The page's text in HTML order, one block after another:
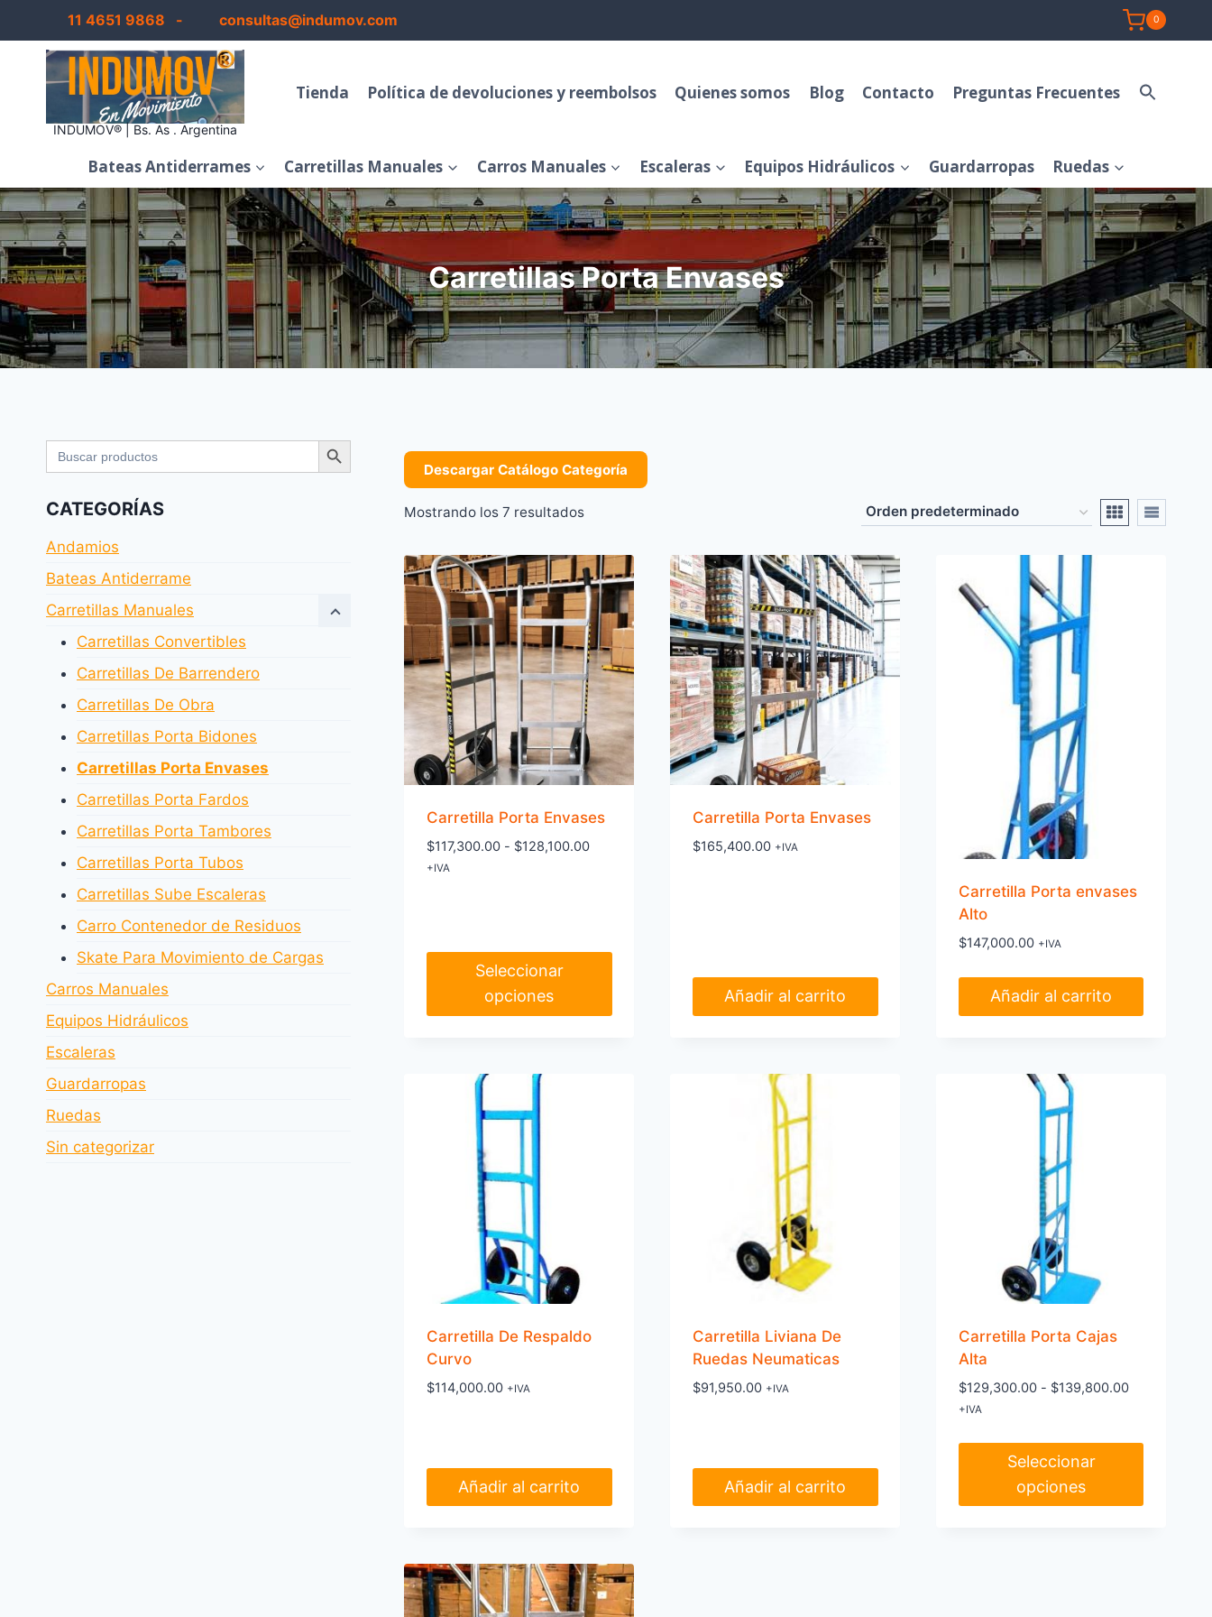
contenido
11 4651 9868 - consultas@indumov.com 0
INDUMOV® | Bs. As . Argentina
Tienda Política de devoluciones y reembolsos Quienes somos Blog Contacto Preguntas Frecuentes
Bateas Antiderrames Carretillas Manuales Carros Manuales Escaleras Equipos Hidráulicos Guardarropas Ruedas
Carretillas Porta Envases
Descargar Catálogo Categoría
Mostrando los 7 resultados
Carretilla Porta Envases
$117,300.00 - $128,100.00Rango
hasta
+IVA
Seleccionar
opciones
múltiples
variantes.
opciones
pueden
de
producto
Carretilla Porta Envases
$165,400.00 +IVA
Añadir al carrito
Carretilla Porta envases
Alto
$147,000.00 +IVA
Añadir al carrito
Carretilla De Respaldo
Curvo
$114,000.00 +IVA
Añadir al carrito
Carretilla Liviana De
Ruedas Neumaticas
$91,950.00 +IVA
Añadir al carrito
Carretilla Porta Cajas
Alta
$129,300.00 - $139,800.00Rango
desde
$139,800.00
+IVA
Seleccionar
opciones
Buscar: Botón de búsqueda
CATEGORÍAS
Andamios
Bateas Antiderrame
Carretillas Manuales
Carretillas Convertibles
Carretillas De Barrendero
Carretillas De Obra
Carretillas Porta Bidones
Carretillas Porta Envases
Carretillas Porta Fardos
Carretillas Porta Tambores
Carretillas Porta Tubos
Carretillas Sube Escaleras
Carro Contenedor de Residuos
Skate Para Movimiento de Cargas
Carros Manuales
Equipos Hidráulicos
Escaleras
Guardarropas
Ruedas
Sin categorizar